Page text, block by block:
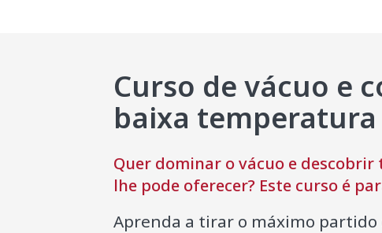
Dimensões da embalagem
830 x 670 x
Curso de vácuo e
baixa temperatura
Quer dominar o vácuo e
lhe pode oferecer? Este curso é
Aprenda a tirar o máximo partido